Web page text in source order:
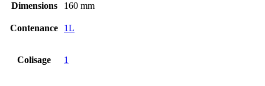
Dimensions
160 mm
Contenance 1L
Colisage 1